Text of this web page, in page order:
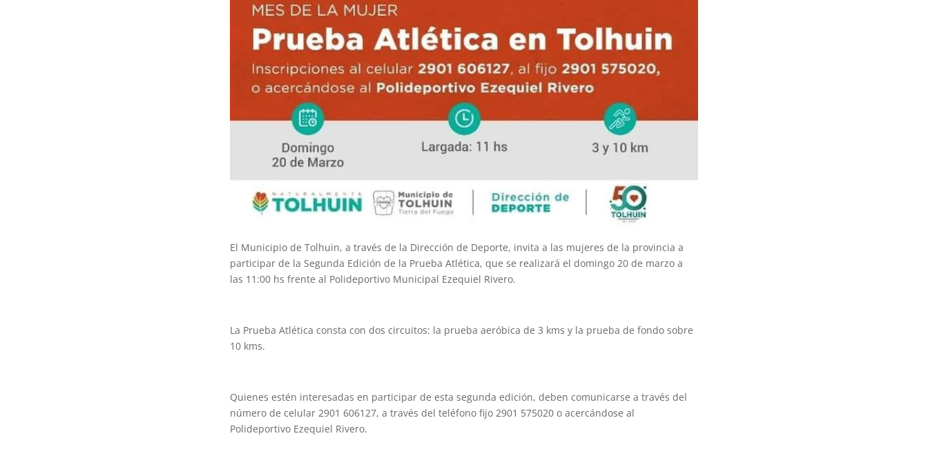
El Municipio de Tolhuin, a través de la Dirección de Deporte, invita a las mujeres de la provincia a
participar de la Segunda Edición de la Prueba Atlética, que se realizará el domingo 20 de marzo a
las 11:00 hs frente al Polideportivo Municipal Ezequiel Rivero.
La Prueba Atlética consta con dos circuitos: la prueba aeróbica de 3 kms y la prueba de fondo sobre
10 kms.
Quienes estén interesadas en participar de esta segunda edición, deben comunicarse a través del
número de celular 2901 606127, a través del teléfono fijo 2901 575020 o acercándose al
Polideportivo Ezequiel Rivero.